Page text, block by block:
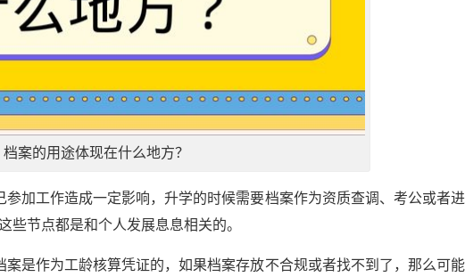
档案的用途体现在什么地方？
加工作造成一定影响，升学的时候需要档案作为资质查调、考公或者
些节点都是和个人发展息息相关的。
是作为工龄核算凭证的，如果档案存放不合规或者找不到了，那么可